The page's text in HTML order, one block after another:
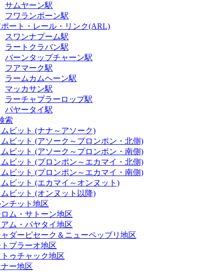
サムヤーン駅
フワランポーン駅
ート・レール・リンク(ARL)
スワンナプーム駅
ラートクラバン駅
バーンタップチャーン駅
フアマーク駅
ラームカムヘーン駅
マッカサン駅
ラーチャプラーロップ駅
パヤータイ駅
索
ビット (ナナ～アソーク)
ビット (アソーク～プロンポン・北側)
ビット (アソーク～プロンポン・南側)
ビット (プロンポン～エカマイ・北側)
ビット (プロンポン～エカマイ・南側)
ビット (エカマイ～オンヌット)
ビット (オンヌット以降)
チット地区
ロム・サトーン地区
ム・パヤタイ地区
ダーピセーク＆ニューペッブリ地区
プラーオ地区
ゥチャック地区
ー地区